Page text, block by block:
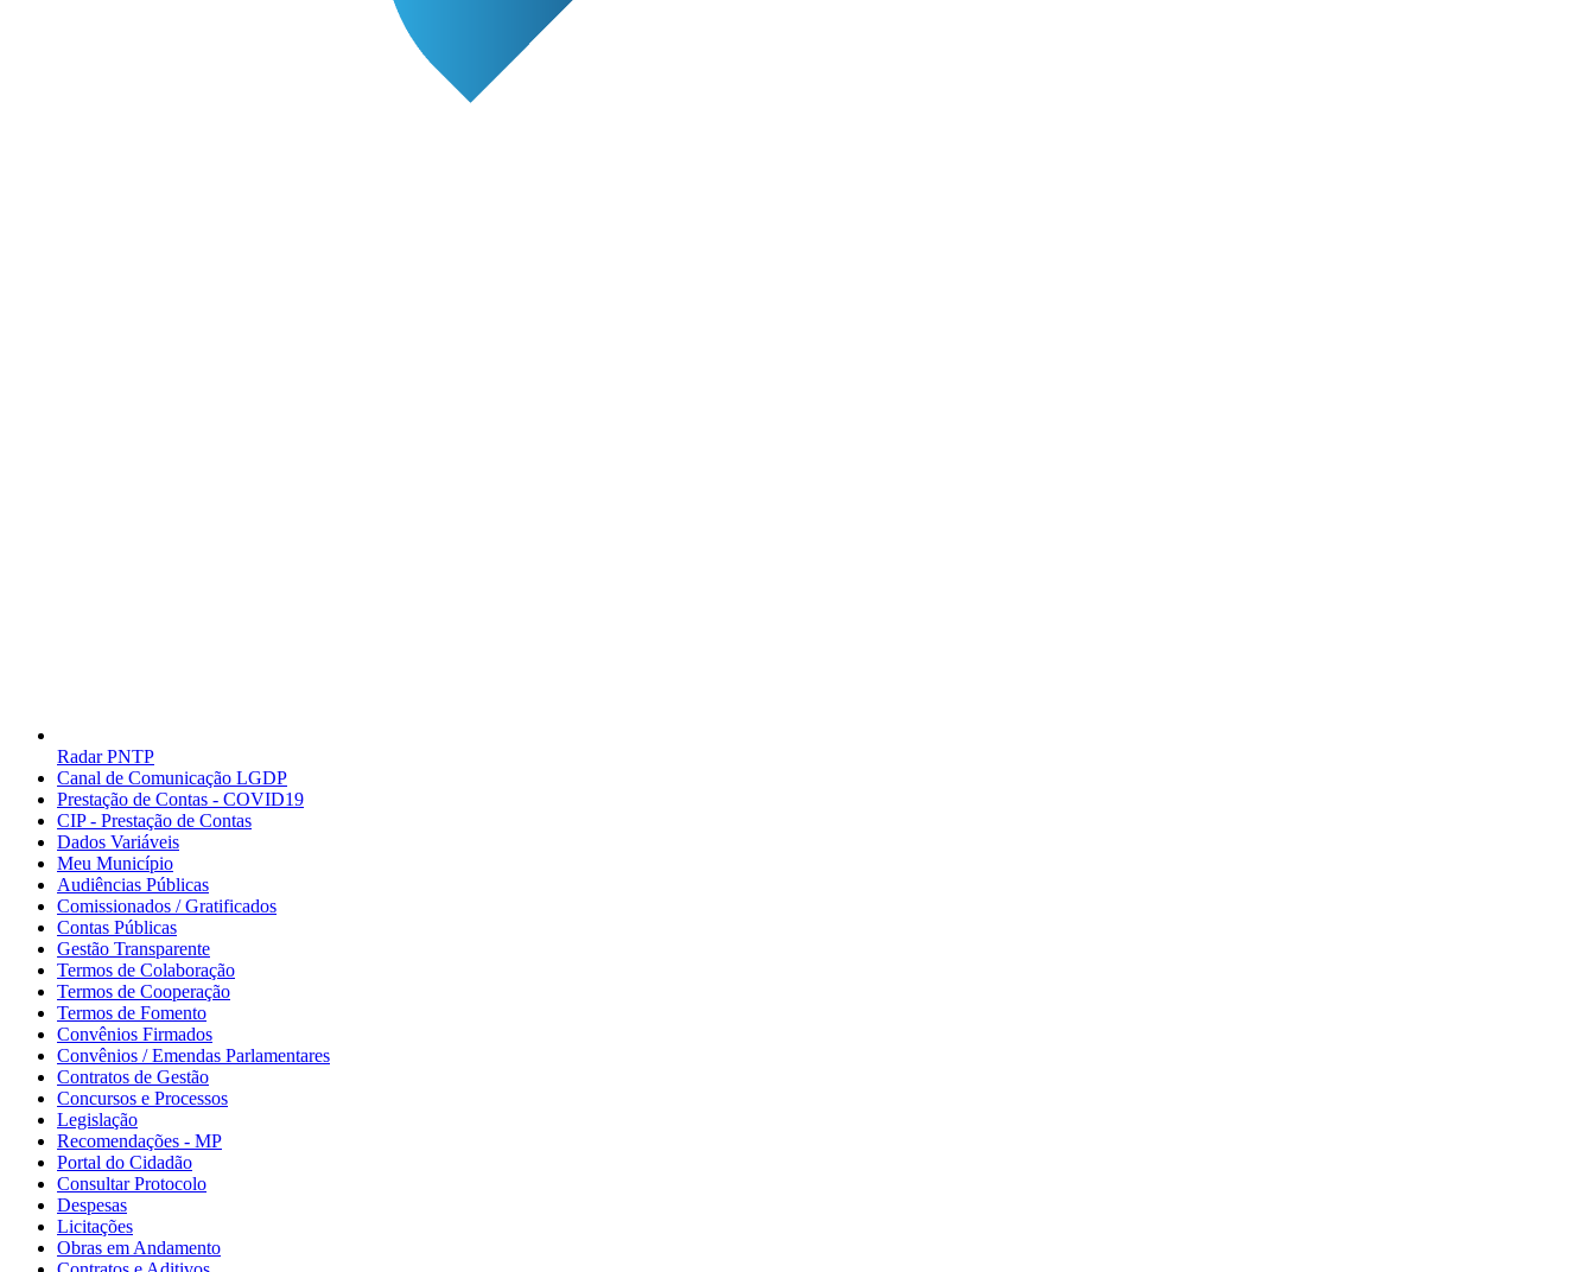
Radar PNTP
Canal de Comunicação LGDP
Prestação de Contas - COVID19
CIP - Prestação de Contas
Dados Variáveis
Meu Município
Audiências Públicas
Comissionados / Gratificados
Contas Públicas
Gestão Transparente
Termos de Colaboração
Termos de Cooperação
Termos de Fomento
Convênios Firmados
Convênios / Emendas Parlamentares
Contratos de Gestão
Concursos e Processos
Legislação
Recomendações - MP
Portal do Cidadão
Consultar Protocolo
Despesas
Licitações
Obras em Andamento